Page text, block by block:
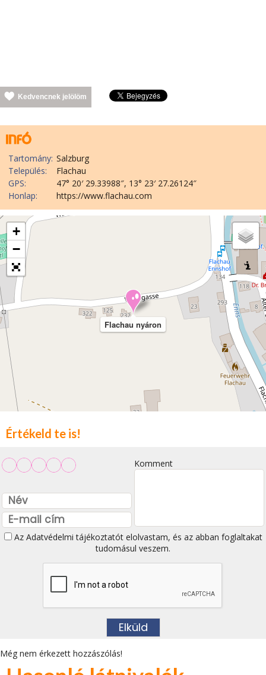
Kedvencnek jelölöm
Tartomány: Salzburg
Település:
Flachau
GPS:
47° 20′ 29.33988″, 13° 23′ 27.26124″
Honlap:
https://www.flachau.com
Flachau nyáron
+
−
Értékeld te is!
Komment
Az Adatvédelmi tájékoztatótelolvastam, és az abban foglaltakat
tudomásul veszem.
Még nem érkezett hozzászólás!